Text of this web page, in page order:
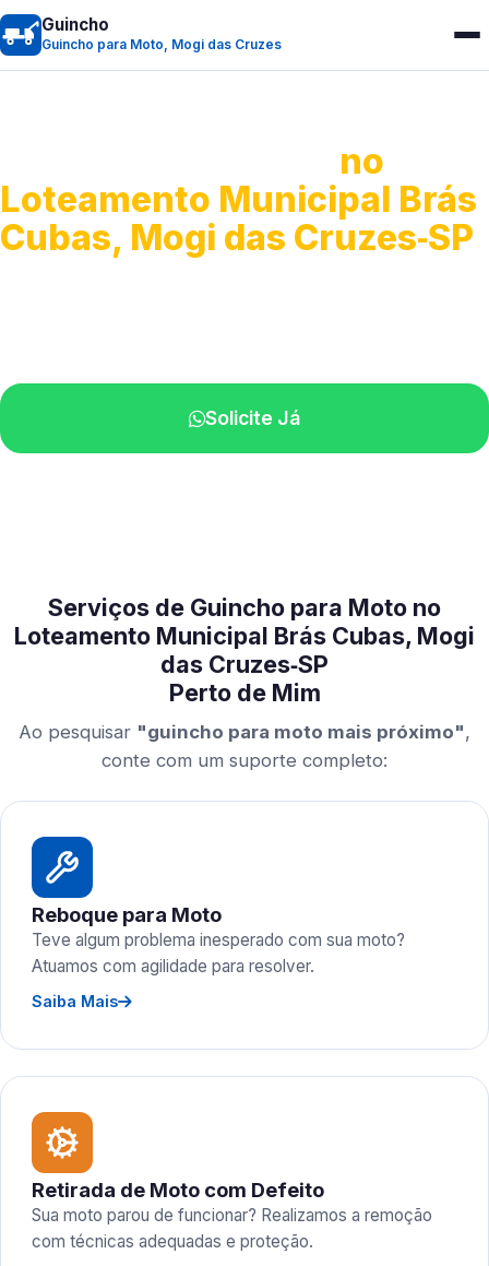
Guincho
Guincho para Moto, Mogi das Cruzes
no
Loteamento Municipal Brás
Cubas, Mogi das Cruzes‑SP
Solicite Já
Serviços de Guincho para Moto no
Loteamento Municipal Brás Cubas, Mogi
das Cruzes‑SP
Perto de Mim
Ao pesquisar "guincho para moto mais próximo",
conte com um suporte completo:
Reboque para Moto
Teve algum problema inesperado com sua moto?
Atuamos com agilidade para resolver.
Saiba Mais
Retirada de Moto com Defeito
Sua moto parou de funcionar? Realizamos a remoção
com técnicas adequadas e proteção.